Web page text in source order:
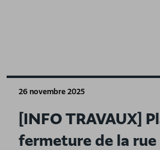
26 novembre 2025
[INFO TRAVAUX]
fermeture de la